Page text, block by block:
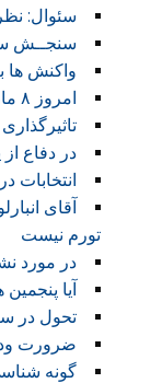
سئوال:
سنجــش
واکنش ها
امروز ۸ مارس است
در دفاع
انتخابات
آقای
تورم نیست
در مورد
آیا
تحول در
ضرورت
گونه